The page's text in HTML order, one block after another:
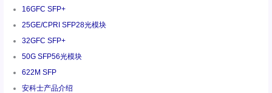
16GFC SFP+
25GE/CPRI SFP28光模块
32GFC SFP+
50G SFP56光模块
622M SFP
安科士产品介绍